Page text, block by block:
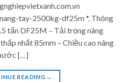
tay-2500kg-df25m *. Thông
tấn DF25M – Tải trọng nâng
nhất 85mm – Chiều cao nâng
[…]
READING →